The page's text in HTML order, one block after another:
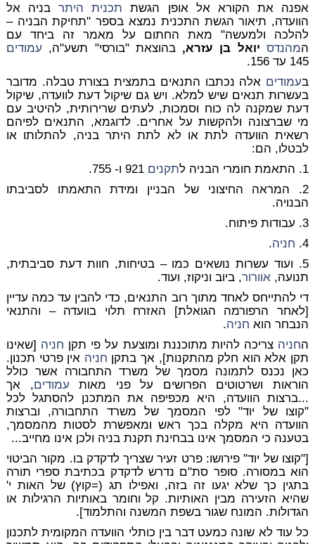
אפנה את הקורא אל אופן הגשת תכנית היתרבניה אל
הוועדה, תיאור הגשת התכנית נמצא בספר "תחיקת הבניה –
להלכה ולמעשה" מאת החתום על מאמר זה ביחד עם
המהנדס יואל בן עזרא, בהוצאת "בורסי" תשע"ה, עמודים
145 עד 156.
בעמודים אלה נכתבו התנאים בתמצית בצורת טבלה. מדובר
בעשרות תנאים שיש למלא. ויש גם שיקול דעת לוועדה, שיקול
דעת שמקנה לה כוח וסמכות, לעתים שרירותית, להיטיב עם
מי שברצונה ולהקשות על אחרים. לדוגמא, התנאים לפיהם
רשאית הוועדה לתת או לא לתת היתר בניה, להתלותו או
לבטלו, הם:
1.
התאמת חומרי הבניה לתקנים
2.
המראה החיצוני של הבניין ומידת התאמתו לסביבתו
הבנויה.
3. עבודות פיתוח.
4. חניה.
5.
ועוד עשרות נושאים כמו – בטיחות, חוות דעת סביבתית,
תנועה, אוורור, ביוב וניקוז, ועוד.
די להתייחס לאחד מתוך רוב התנאים, כדי להבין עד כמה עדיין
[לאחר הרפורמה הגואלת] האזרח תלוי בוועדה – והתנאי
הנבחר הוא חניה.
החניה צריכה להיות מתוכננת ומוצעת על פי תקן חניה [שאינו
תקן אלא הוא חלק מהתקנות], אך בתקן חניה אין פרטי תכנון.
כאן נכנס לתמונה מסמך של משרד התחבורה אשר כולל
הוראות ושרטוטים הפרושים על פני מאות עמודים, אך
...ברצות הוועדה, היא מכפיפה את המתכנן להסתגל לכל
"קוצו של יוד" לפי המסמך של משרד התחבורה, וברצות
הוועדה היא מקלה בכך ראש ומאפשרת לסטות מהמסמך,
בטענה כי המסמך אינו בבחינת תקנת בניה ולכן אינו מחייב...
["קוצו של יוד" פירושו: פרט זעיר שצריך לדקדק בו. מקור הביטוי
הוא במסורה. סופר סת"ם נדרש לדקדק בכתיבת ספרי תורה
בתגין כך שלא יגעו זה בזה, ואפילו תג (=קוץ) של האות י'
שהיא הזעירה מבין האותיות. קל וחומר באותיות הרגילות או
הגדולות. המונח שגור בשפת המשנה והתלמוד].
כל עוד לא שונה כמעט דבר בין כותלי הוועדה המקומית לתכנון